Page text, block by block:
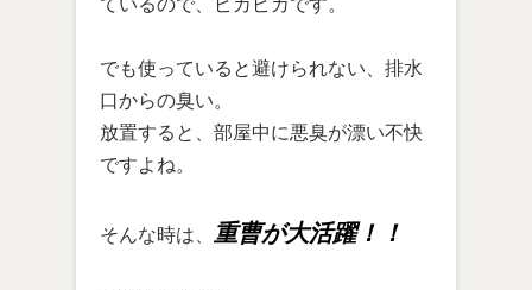
ているので、ピカピカです。
でも使っていると避けられない、排水
口からの臭い。
放置すると、部屋中に悪臭が漂い不快
ですよね。
そんな時は、 重曹が大活躍！！